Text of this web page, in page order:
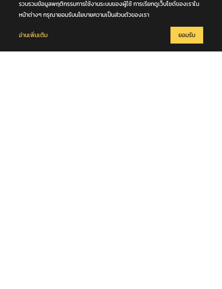
รวบรวมข้อมูลพฤติกรรมการใช้งานระบบของผู้ใช้ การเรียกดูเว็บไซต์ของเราใน
หน้าต่างๆ กรุณายอมรับนโยบายความเป็นส่วนตัวของเรา
อ่านเพิ่มเติม ยอมรับ